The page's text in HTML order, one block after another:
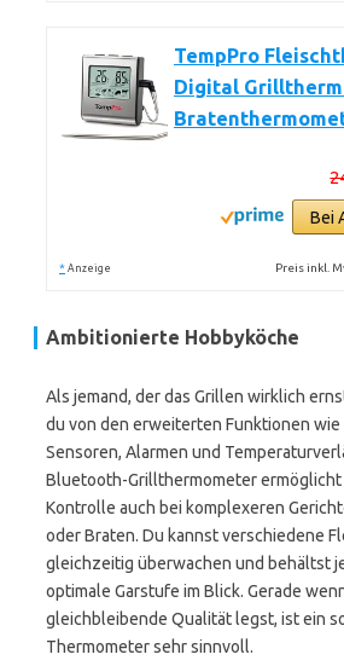
TempPro
Digital
Bei
* Anzeige Preis inkl.
Ambitionierte Hobbyköche
Als jemand, der das Grillen wirklich
du von den erweiterten Funktionen wie
Sensoren, Alarmen und
Bluetooth-Grillthermometer ermöglicht
Kontrolle auch bei komplexeren
oder Braten. Du kannst verschiedene
gleichzeitig überwachen und behältst
optimale Garstufe im Blick. Gerade
gleichbleibende Qualität legst, ist ein
Thermometer sehr sinnvoll.